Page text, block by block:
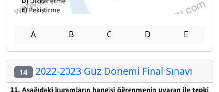
A B C D E
14 2022-2023 Güz Dönemi Final Sınavı